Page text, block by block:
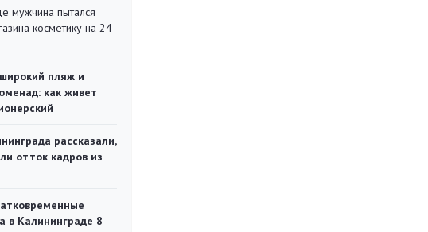
мужчина пытался
косметику на 24
пляж и
как живет
рассказали,
отток кадров из
в Калининграде 8